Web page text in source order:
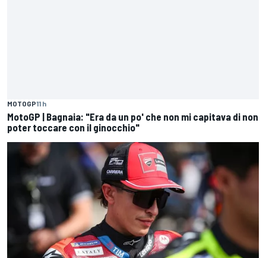
MOTOGP11 h
MotoGP | Bagnaia: "Era da un po' che non mi capitava di non
poter toccare con il ginocchio"